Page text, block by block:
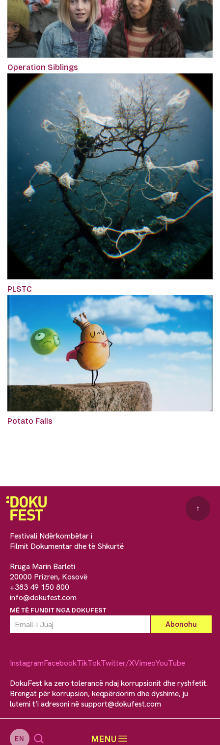
EN MENU
Operation Siblings
PLSTC
Potato Falls
Festivali Ndërkombëtar i
Filmit Dokumentar dhe të Shkurtë
Rruga Marin Barleti
20000 Prizren, Kosovë
+383 49 150 800
info@dokufest.com
MË TË FUNDIT NGA DOKUFEST
↑
InstagramFacebookTikTokTwitter/XVimeoYouTube
DokuFest ka zero tolerancë ndaj korrupsionit dhe ryshfetit.
Brengat për korrupsion, keqpërdorim dhe dyshime, ju
lutemi t’i adresoni nësupport@dokufest.com